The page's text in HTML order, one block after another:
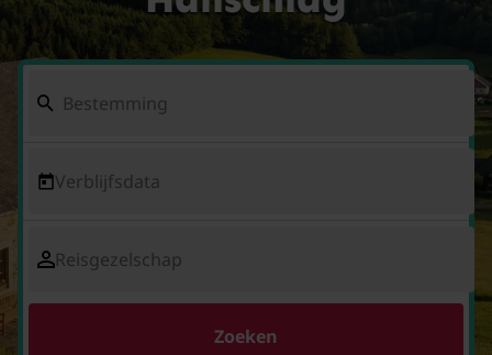
Verblijfsdata
Reisgezelschap
Zoeken